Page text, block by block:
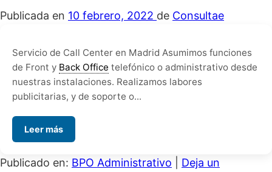
Publicada en 10 febrero, 2022 de Consultae
Servicio de Call Center en Madrid Asumimos funciones
de Front y Back Office telefónico o administrativo desde
nuestras instalaciones. Realizamos labores
publicitarias, y de soporte o...
Leer más
Publicado en: BPO Administrativo
Deja un